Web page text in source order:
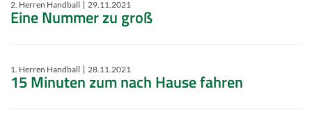
2. Herren Handball 29.11.2021
Eine Nummer zu groß
1. Herren Handball 28.11.2021
15 Minuten zum nach Hause fahren